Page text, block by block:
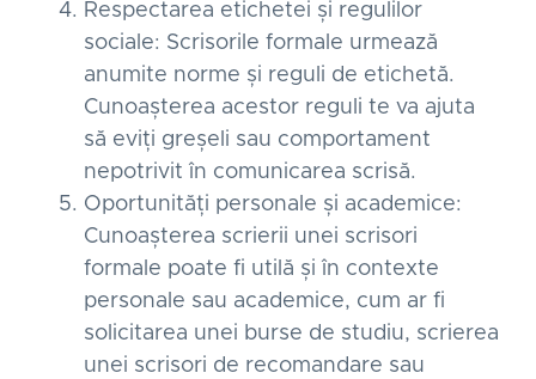
Respectarea etichetei și regulilor
sociale: Scrisorile formale urmează
anumite norme și reguli de etichetă.
Cunoașterea acestor reguli te va ajuta
să eviți greșeli sau comportament
nepotrivit în comunicarea scrisă.
Oportunități personale și academice:
Cunoașterea scrierii unei scrisori
formale poate fi utilă și în contexte
personale sau academice, cum ar fi
solicitarea unei burse de studiu, scrierea
unei scrisori de recomandare sau